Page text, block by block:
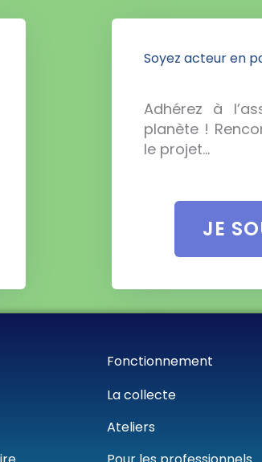
Soyez acteur en
Adhérez à
planète !
le projet…
JE
Fonctionnement
La collecte
Ateliers